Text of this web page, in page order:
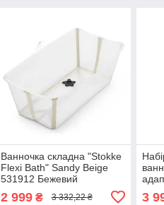
Ванночка складна "Stokke
Flexi Bath" Sandy Beige
531912 Бежевий
2 999₴ 3 332,22 ₴ 3